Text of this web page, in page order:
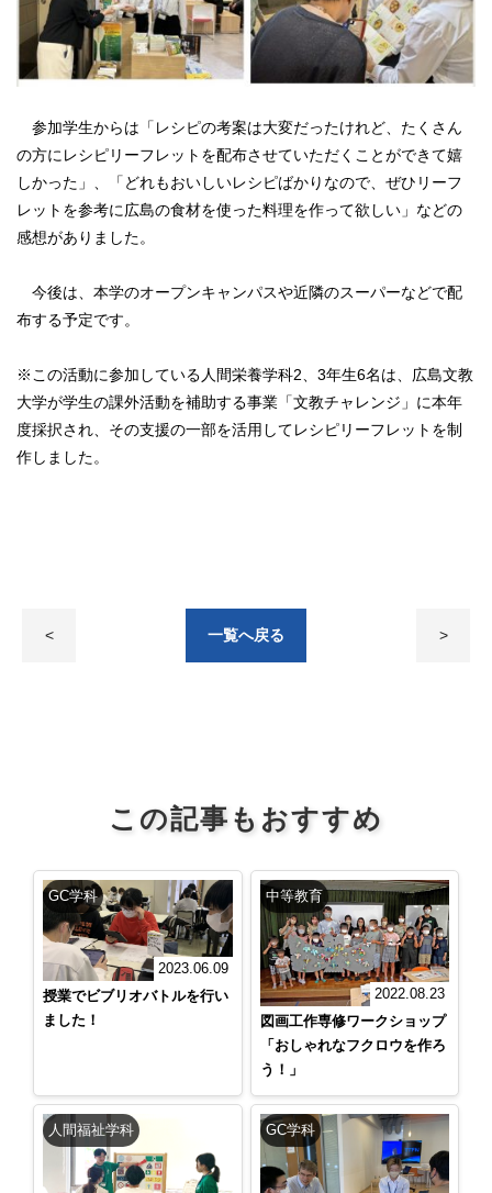
参加学生からは「レシピの考案は大変だったけれど、たくさん
の方にレシピリーフレットを配布させていただくことができて嬉
しかった」、「どれもおいしいレシピばかりなので、 ぜひリーフ
レットを参考に広島の食材を使った料理を作って欲しい」などの
感想がありました。
今後は、本学のオープンキャンパスや近隣のスーパーなどで配
布する予定です。
※この活動に参加している人間栄養学科2、3年生6名は、広島文教
大学が学生の課外活動を補助する事業「文教チャレンジ」に本年
度採択され、その支援の一部を活用してレシピリーフレットを制
作しました。
< 一覧へ戻る >
この記事もおすすめ
GC学科
2023.06.09
授業でビブリオバトルを行い
ました！
中等教育
2022.08.23
図画工作専修ワークショップ
「おしゃれなフクロウを作ろ
う！」
人間福祉学科 GC学科